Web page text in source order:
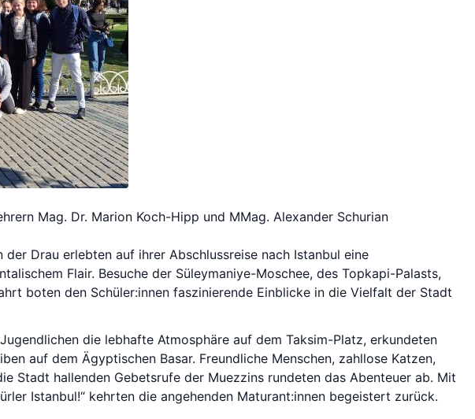
Mag. Dr. Marion Koch-Hipp und MMag. Alexander Schurian
Drau erlebten auf ihrer Abschlussreise nach Istanbul eine
Flair. Besuche der Süleymaniye-Moschee, des Topkapi-Palasts,
boten den Schüler:innen faszinierende Einblicke in die Vielfalt der Stadt
die lebhafte Atmosphäre auf dem Taksim-Platz, erkundeten
auf dem Ägyptischen Basar. Freundliche Menschen, zahllose Katzen,
Stadt hallenden Gebetsrufe der Muezzins rundeten das Abenteuer ab. Mit
Istanbul!“ kehrten die angehenden Maturant:innen begeistert zurück.